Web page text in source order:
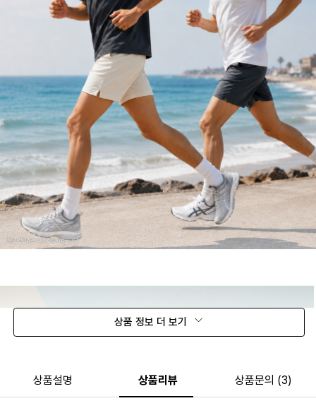
상품 정보 더 보기
상품설명 상품리뷰 상품문의 (3)